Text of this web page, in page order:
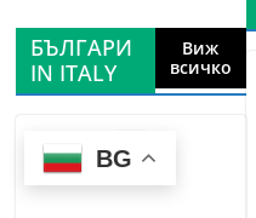
БЪЛГАРИ
IN ITALY
Виж
всичко
BG